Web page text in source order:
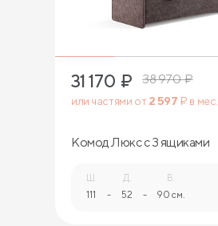
31 170 ₽ 38 970₽
или частями от2 597 ₽ в мес.
Комод Люкс с 3 ящиками
111 -
Д.
52 -
В.
90 см.